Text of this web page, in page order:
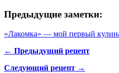
Предыдущие заметки:
«Лакомка» — мой первый
← Предыдущий рецепт
Следующий рецепт →